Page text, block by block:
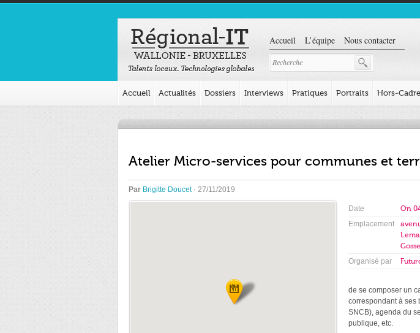
Accueil L’équipe Nous contacter
Accueil Actualités Dossiers Interviews Pratiques Portraits Hors-Cadre
Atelier Micro-services pour communes et
Par Brigitte Doucet· 27/11/2019
Date On
Emplacement
Organisé par
de se composer un
correspondant à ses
SNCB), agenda du
publique, etc.